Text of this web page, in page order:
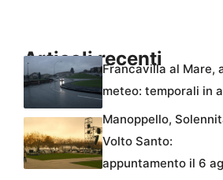
Articoli recenti
Francavilla al Mare,
meteo: temporali in
Manoppello,
Volto Santo:
appuntamento il 6